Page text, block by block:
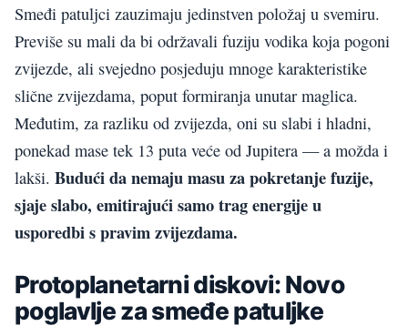
Smeđi patuljci zauzimaju jedinstven položaj u svemiru.
Previše su mali da bi održavali fuziju vodika koja pogoni
zvijezde, ali svejedno posjeduju mnoge karakteristike
slične zvijezdama, poput formiranja unutar maglica.
Međutim, za razliku od zvijezda, oni su slabi i hladni,
ponekad mase tek 13 puta veće od Jupitera — a možda i
lakši. Budući da nemaju masu za pokretanje fuzije,
sjaje slabo, emitirajući samo trag energije u
usporedbi s pravim zvijezdama.
Protoplanetarni diskovi: Novo
poglavlje za smeđe patuljke